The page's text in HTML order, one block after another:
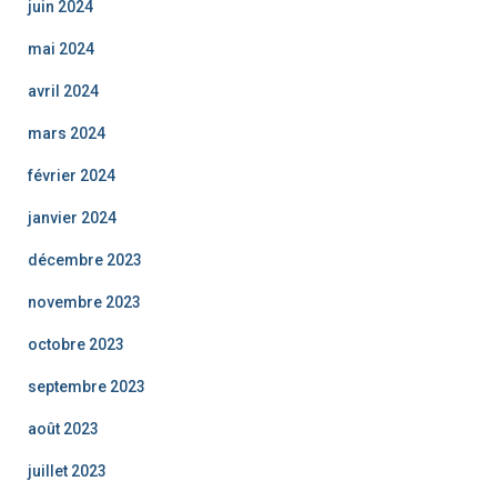
juin 2024
mai 2024
avril 2024
mars 2024
février 2024
janvier 2024
décembre 2023
novembre 2023
octobre 2023
septembre 2023
août 2023
juillet 2023